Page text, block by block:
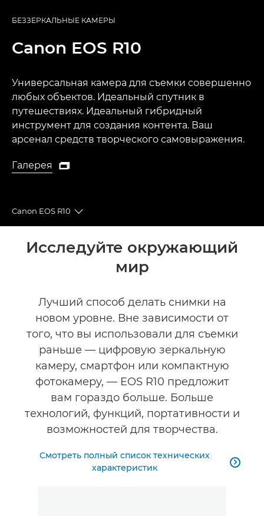
БЕЗЗЕРКАЛЬНЫЕ КАМЕРЫ
Canon EOS R10
Универсальная камера для съемки совершенно
любых объектов. Идеальный спутник в
путешествиях. Идеальный гибридный
инструмент для создания контента. Ваш
арсенал средств творческого самовыражения.
Галерея
Галерея

Canon EOS R10
Toggle breadcrumbs
Общая информация
Технические характеристики
Галерея
Исследуйте окружающий
мир
Лучший способ делать снимки на
новом уровне. Вне зависимости от
того, что вы использовали для съемки
раньше — цифровую зеркальную
камеру, смартфон или компактную
фотокамеру, — EOS R10 предложит
вам гораздо больше. Больше
технологий, функций, портативности и
возможностей для творчества.
Смотреть полный список технических
характеристик
